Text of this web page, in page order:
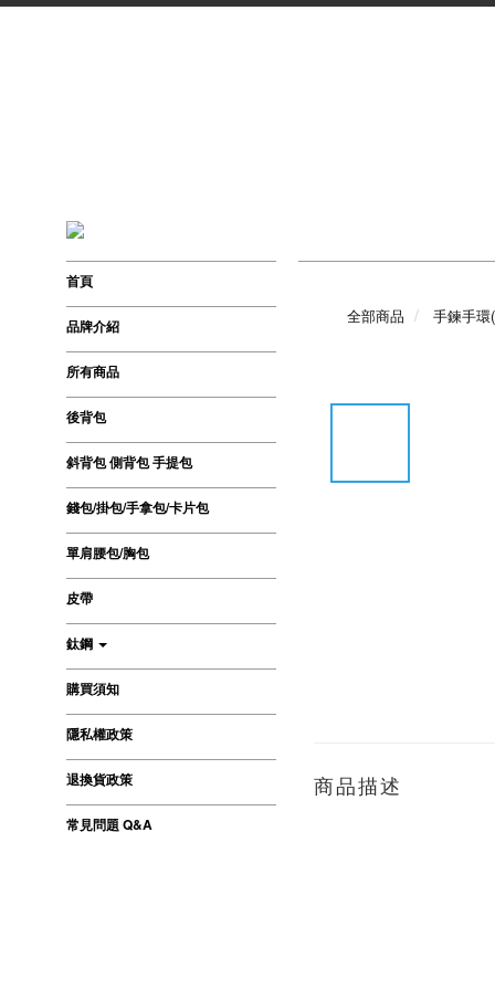
首頁
品牌介紹
所有商品
後背包
斜背包 側背包 手提包
錢包/掛包/手拿包/卡片包
單肩腰包/胸包
皮帶
鈦鋼
購買須知
隱私權政策
退換貨政策
常見問題 Q&A
全部商品 手鍊手環
商品描述